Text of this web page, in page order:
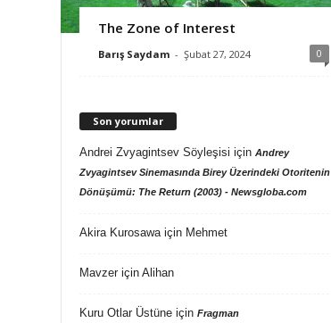
The Zone of Interest
Barış Saydam - Şubat 27, 2024 0
Son yorumlar
Andrei Zvyagintsev Söyleşisi için Andrey
Zvyagintsev Sinemasında Birey Üzerindeki Otoritenin
Dönüşümü: The Return (2003) - Newsgloba.com
Akira Kurosawaiçin Mehmet
Mavzeriçin Alihan
Kuru Otlar Üstüneiçin Fragman